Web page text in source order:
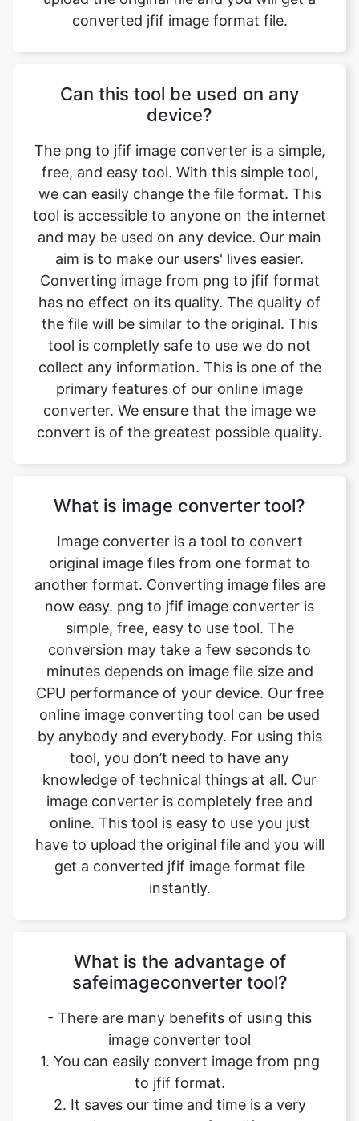
Can this tool be used on any
free, and easy tool. With this simple tool,
we can easily change the file format. This
tool is accessible to anyone on the internet
and may be used on any device. Our main
aim is to make our users' lives easier.
Converting image from png to jfif format
has no effect on its quality. The quality of
the file will be similar to the original. This
tool is completly safe to use we do not
collect any information. This is one of the
primary features of our online image
converter. We ensure that the image we
convert is of the greatest possible quality.
What is image converter tool?
another format. Converting image files are
now easy. png to jfif image converter is
simple, free, easy to use tool. The
conversion may take a few seconds to
minutes depends on image file size and
CPU performance of your device. Our free
online image converting tool can be used
by anybody and everybody. For using this
tool, you don’t need to have any
knowledge of technical things at all. Our
image converter is completely free and
online. This tool is easy to use you just
have to upload the original file and you will
get a converted jfif image format file
instantly.
What is the advantage of
image converter tool
1. You can easily convert image from png
to jfif format.
2. It saves our time and time is a very
important part of our life.
3. It decreases the chance of mistakes.
4. Quality of converted image is similar to